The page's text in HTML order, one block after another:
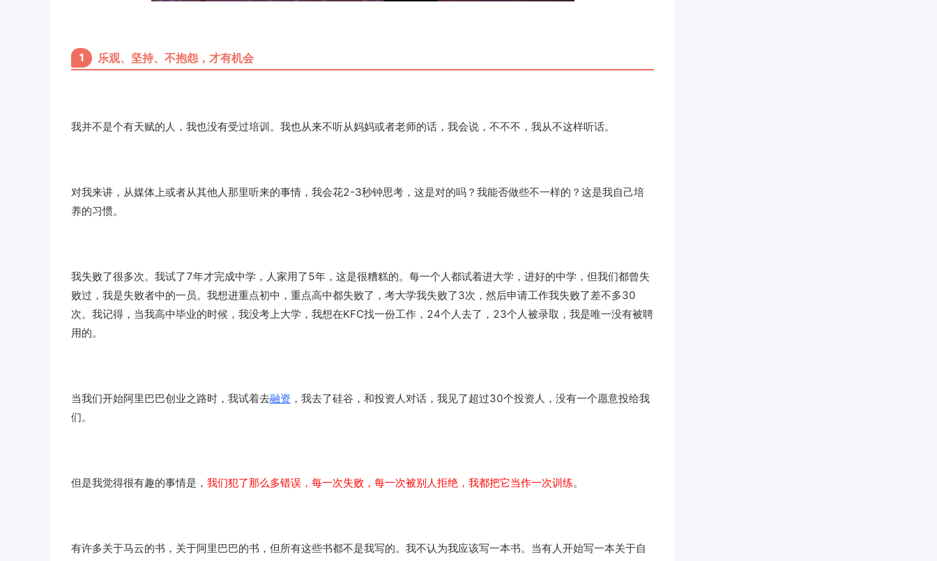
1 乐观、坚持、不抱怨，才有机会
我并不是个有天赋的人，我也没有受过培训。我也从来不听从妈妈或者老师的话，我会说，不不不，我从不这样听话。
对我来讲，从媒体上或者从其他人那里听来的事情，我会花2-3秒钟思考，这是对的吗？我能否做些不一样的？这是我自己培
养的习惯。
我失败了很多次。我试了7年才完成中学，人家用了5年，这是很糟糕的。每一个人都试着进大学，进好的中学，但我们都曾失
败过，我是失败者中的一员。我想进重点初中，重点高中都失败了，考大学我失败了3次，然后申请工作我失败了差不多30
次。我记得，当我高中毕业的时候，我没考上大学，我想在KFC找一份工作，24个人去了，23个人被录取，我是唯一没有被聘
用的。
当我们开始阿里巴巴创业之路时，我试着去融资 ，我去了硅谷，和投资人对话，我见了超过30个投资人，没有一个愿意投给我
们。
但是我觉得很有趣的事情是， 我们犯了那么多错误，每一次失败，每一次被别人拒绝，我都把它当作一次训练。
有许多关于马云的书，关于阿里巴巴的书，但所有这些书都不是我写的。我不认为我应该写一本书。当有人开始写一本关于自